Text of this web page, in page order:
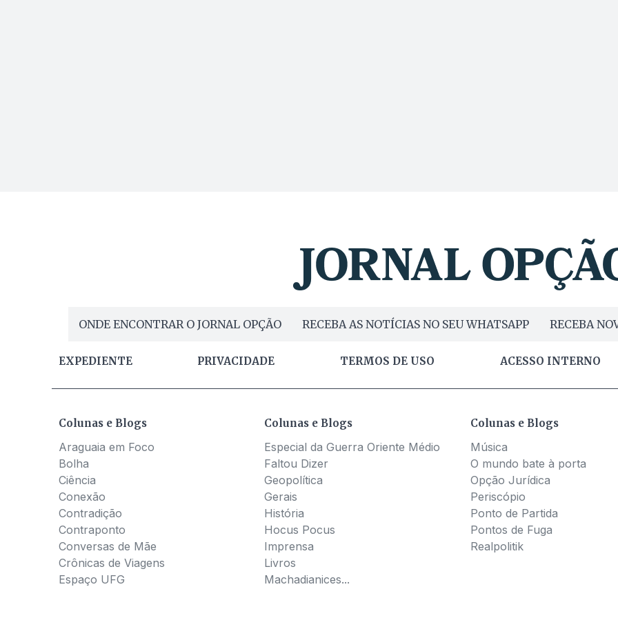
ONDE ENCONTRAR O JORNAL OPÇÃO RECEBA AS NOTÍCIAS NO SEU WHATSAPP RECEBA
EXPEDIENTE PRIVACIDADE TERMOS DE USO ACESSO INTERNO
Colunas e Blogs
Araguaia em Foco
Bolha
Ciência
Conexão
Contradição
Contraponto
Conversas de Mãe
Crônicas de Viagens
Espaço UFG
Colunas e Blogs
Especial da Guerra Oriente Médio
Faltou Dizer
Geopolítica
Gerais
História
Hocus Pocus
Imprensa
Livros
Machadianices...
Colunas e Blogs
Música
O mundo bate à porta
Opção Jurídica
Periscópio
Ponto de Partida
Pontos de Fuga
Realpolitik